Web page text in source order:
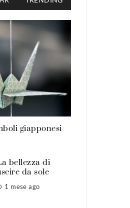
giapponesi
bellezza di
da sole
1 mese ago